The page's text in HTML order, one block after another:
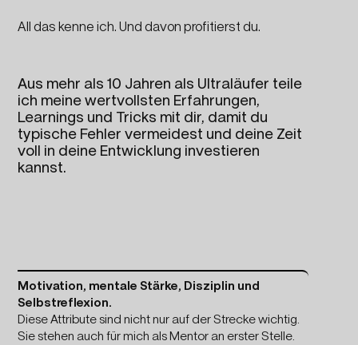
All das kenne ich. Und davon profitierst du.
Aus mehr als 10 Jahren als Ultraläufer teile
ich meine wertvollsten Erfahrungen,
Learnings und Tricks mit dir, damit du
typische Fehler vermeidest und deine Zeit
voll in deine Entwicklung investieren
kannst.
Motivation, mentale Stärke, Disziplin und
Selbstreflexion.
Diese Attribute sind nicht nur auf der Strecke wichtig.
Sie stehen auch für mich als Mentor an erster Stelle.